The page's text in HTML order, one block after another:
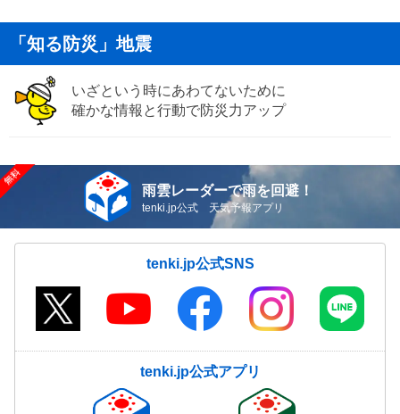
「知る防災」地震
いざという時にあわてないために
確かな情報と行動で防災力アップ
雨雲レーダーで雨を回避！
tenki.jp公式 天気予報アプリ
tenki.jp公式SNS
tenki.jp公式アプリ